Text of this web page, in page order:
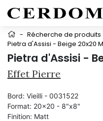
- Récherche de produits
Pietra d'Assisi - Beige 20x20
Pietra d'Assisi -
Effet Pierre
Bord: Vieilli - 0031522
Format: 20x20 - 8"x8"
Finition: Matt